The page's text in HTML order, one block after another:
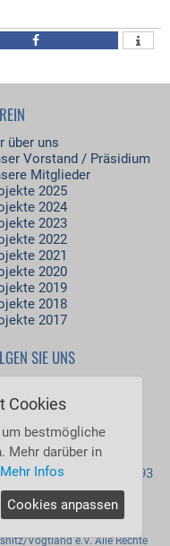
über uns
Vorstand / Präsidium
Mitglieder
2025
2024
2023
2022
2021
2020
2019
2018
2017
SIE UNS
jetzt: 57
heute: 6.273
gestern: 7.992
gesamt: 5.537.593
Vogtland e.V. Alle Rechte
Cookies
bestmögliche
Mehr darüber in
Mehr Infos
Cookies anpassen